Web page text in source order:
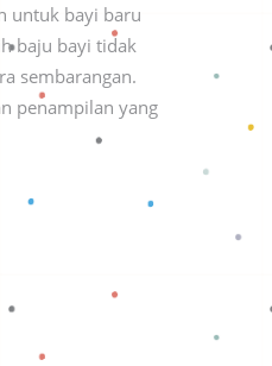
untuk bayi baru
baju bayi tidak
sembarangan.
penampilan yang